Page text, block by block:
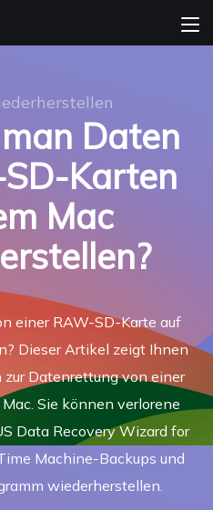
Daten
Karten
Mac
einer RAW-SD-Karte auf
Dieser Artikel zeigt Ihnen
Datenrettung von einer
Sie können verlorene
Data Recovery Wizard for
Machine-Backups und
wiederherstellen.